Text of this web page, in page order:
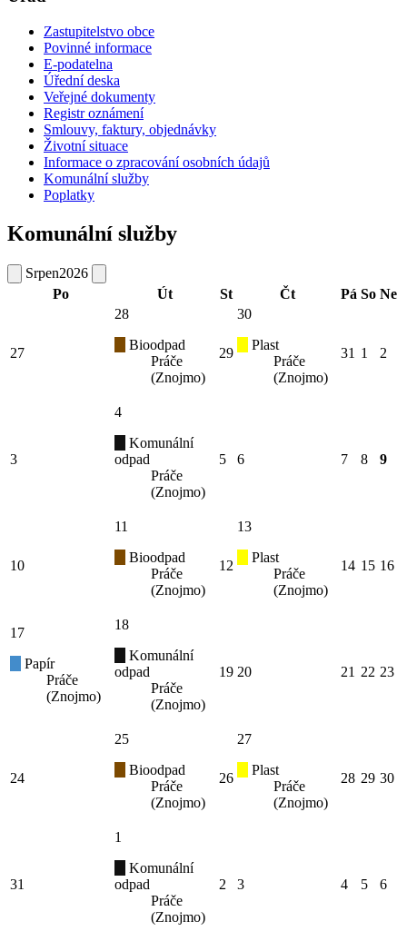
Zastupitelstvo obce
Povinné informace
E-podatelna
Úřední deska
Veřejné dokumenty
Registr oznámení
Smlouvy, faktury, objednávky
Životní situace
Informace o zpracování osobních údajů
Komunální služby
Poplatky
Komunální služby
Srpen2026
Po
Út St Čt Pá So Ne
27
28
Bioodpad
Práče
(Znojmo)
29
30
Plast
Práče
(Znojmo)
31 1 2
3
4
Komunální
odpad
Práče
(Znojmo)
5 6 7 8 9
10
11
Bioodpad
Práče
(Znojmo)
12
13
Plast
Práče
(Znojmo)
14 15 16
17
Papír
Práče
(Znojmo)
18
Komunální
odpad
Práče
(Znojmo)
19 20 21 22 23
24
25
Bioodpad
Práče
(Znojmo)
26
27
Plast
Práče
(Znojmo)
28 29 30
31
1
Komunální
odpad
Práče
(Znojmo)
2 3 4 5 6